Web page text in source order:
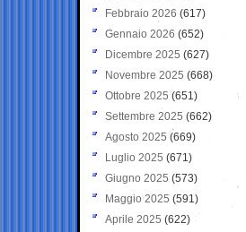
Febbraio 2026 (617)
Gennaio 2026 (652)
Dicembre 2025 (627)
Novembre 2025 (668)
Ottobre 2025 (651)
Settembre 2025 (662)
Agosto 2025 (669)
Luglio 2025 (671)
Giugno 2025 (573)
Maggio 2025 (591)
Aprile 2025 (622)